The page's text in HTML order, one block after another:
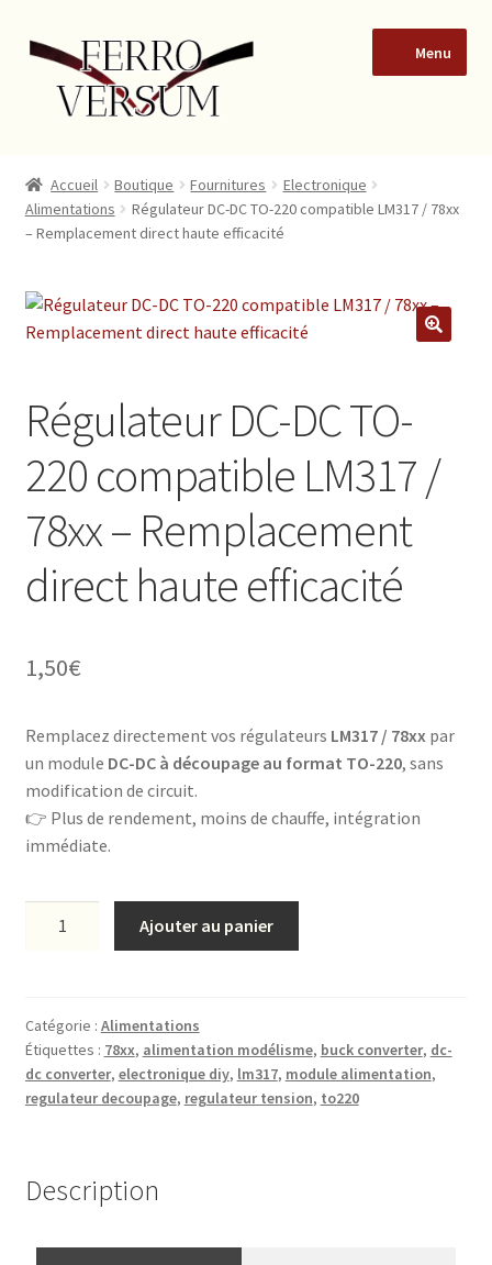
Menu
Blog
Conditions Générales de Vente de produits en ligne à des
Formulaire de contact
Mon compte
Page d’accueil
Panier
Accueil Boutique Fournitures
Electronique
Alimentations
Régulateur DC-DC TO-220 compatible LM317 / 78xx
– Remplacement direct haute efficacité
Régulateur DC-DC TO-
220 compatible LM317 /
78xx – Remplacement
direct haute efficacité
1,50€
Remplacez directement vos régulateurs LM317 / 78xx par
un module DC-DC à découpage au format TO-220, sans
modification de circuit.
👉 Plus de rendement, moins de chauffe, intégration
immédiate.
Ajouter au panier
Catégorie : Alimentations
Étiquettes : 78xx, alimentation modélisme, buck converter, dc-
dc converter, electronique diy, lm317, module alimentation,
regulateur decoupage, regulateur tension, to220
Description